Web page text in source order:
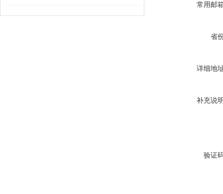
常用邮
省
详细地
补充说
验证